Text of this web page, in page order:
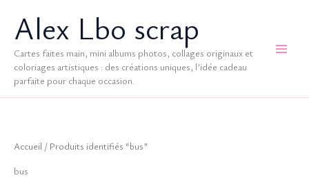
contenuAlex Lbo scrap
Cartes faites main, mini albums photos, collages originaux et
coloriages artistiques : des créations uniques, l’idée cadeau
parfaite pour chaque occasion.
Accueil / Produits identifiés “bus”
bus